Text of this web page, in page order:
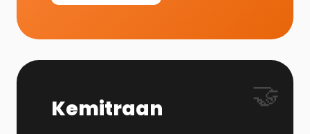
🤝
Kemitraan